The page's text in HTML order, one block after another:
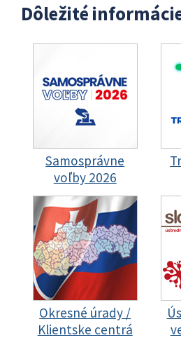
Dôležité
Samosprávne
voľby 2026
Okresné úrady /
Klientske centrá